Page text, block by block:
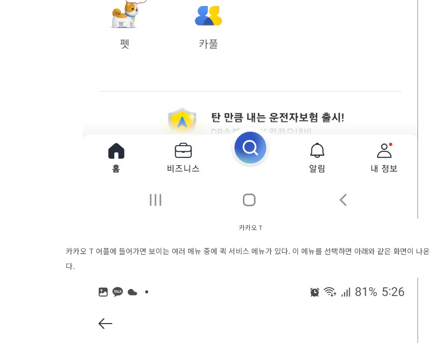
카카오 T
카카오 T 어플에 들어가면 보이는 여러 메뉴 중에 퀵 서비스 메뉴가 있다. 이 메뉴를 선택하면 아래와 같은 화면이 나온
다.